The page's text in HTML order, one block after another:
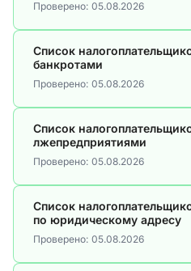
Проверено: 05.08.2026
Список
банкротами
Проверено: 05.08.2026
Список
лжепредприятиями
Проверено: 05.08.2026
Список
по юридическому адресу
Проверено: 05.08.2026